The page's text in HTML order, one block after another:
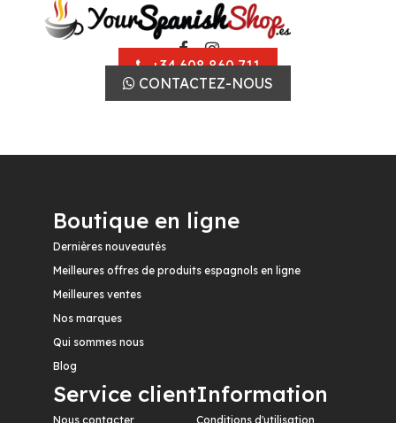
+34 608 860 711
CONTACTEZ-NOUS
Boutique en ligne
Dernières nouveautés
Meilleures offres de produits espagnols en ligne
Meilleures ventes
Nos marques
Qui sommes nous
Blog
Service client
Nous contacter
Information
Conditions d'utilisation